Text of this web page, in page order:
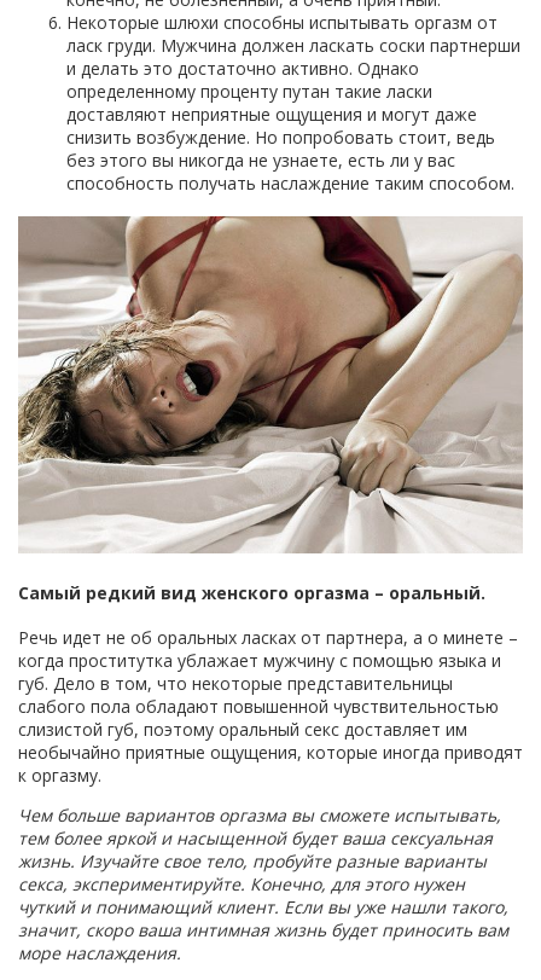
Некоторые шлюхи способны испытывать оргазм от
ласк груди. Мужчина должен ласкать соски партнерши
и делать это достаточно активно. Однако
определенному проценту путан такие ласки
доставляют неприятные ощущения и могут даже
снизить возбуждение. Но попробовать стоит, ведь
без этого вы никогда не узнаете, есть ли у вас
способность получать наслаждение таким способом.
Самый редкий вид женского оргазма – оральный.
Речь идет не об оральных ласках от партнера, а о минете –
когда проститутка ублажает мужчину с помощью языка и
губ. Дело в том, что некоторые представительницы
слабого пола обладают повышенной чувствительностью
слизистой губ, поэтому оральный секс доставляет им
необычайно приятные ощущения, которые иногда приводят
к оргазму.
Чем больше вариантов оргазма вы сможете испытывать,
тем более яркой и насыщенной будет ваша сексуальная
жизнь. Изучайте свое тело, пробуйте разные варианты
секса, экспериментируйте. Конечно, для этого нужен
чуткий и понимающий клиент. Если вы уже нашли такого,
значит, скоро ваша интимная жизнь будет приносить вам
море наслаждения.